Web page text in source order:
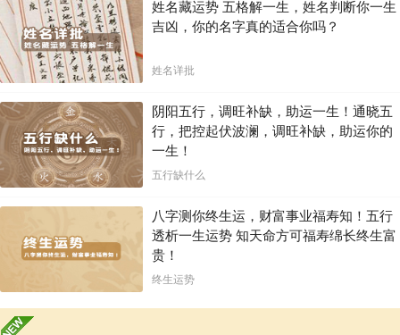
姓名藏运势 五格解一生，姓名判断你一生
吉凶，你的名字真的适合你吗？
姓名详批
阴阳五行，调旺补缺，助运一生！通晓五
行，把控起伏波澜，调旺补缺，助运你的
一生！
五行缺什么
八字测你终生运，财富事业福寿知！五行
透析一生运势 知天命方可福寿绵长终生富
贵！
终生运势